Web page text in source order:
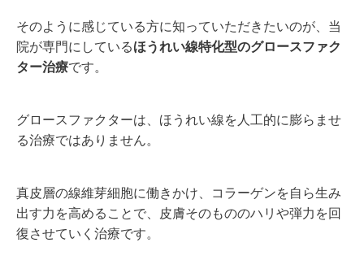
そのように感じている方に知っていただきたいのが、当
院が専門にしているほうれい線特化型のグロースファク
ター治療です。
グロースファクターは、ほうれい線を人工的に膨らませ
る治療ではありません。
真皮層の線維芽細胞に働きかけ、コラーゲンを自ら生み
出す力を高めることで、皮膚そのもののハリや弾力を回
復させていく治療です。